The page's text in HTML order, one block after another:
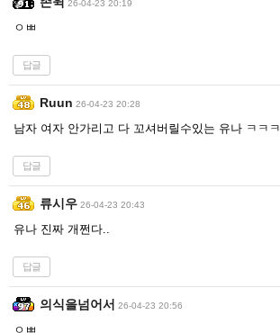
26-04-23 20:19
ㅇㅃ
답글
Ruun 26-04-23 20:28
남자 여자 안가리고 다 꼬셔버릴수있는 유나 ㅋㅋㅋ
답글
류시우 26-04-23 20:43
유나 진짜 개쩐다..
답글
의식을넘어서 26-04-23 20:56
ㅇㅃ